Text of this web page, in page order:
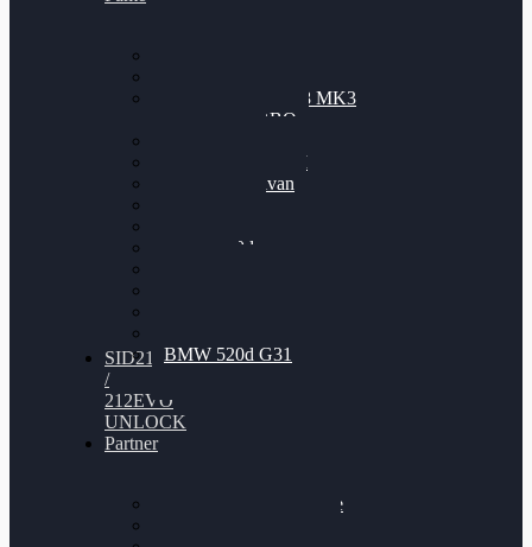
Nissan GT-R35 3.8 MK3
V6 TWINTURBO
VW Passat 2.0TDI
VW T6 Multivan
BMW 120d
BMW 520d G31
SID212
/
212EVO
UNLOCK
Partner
Bilgenroth Performance